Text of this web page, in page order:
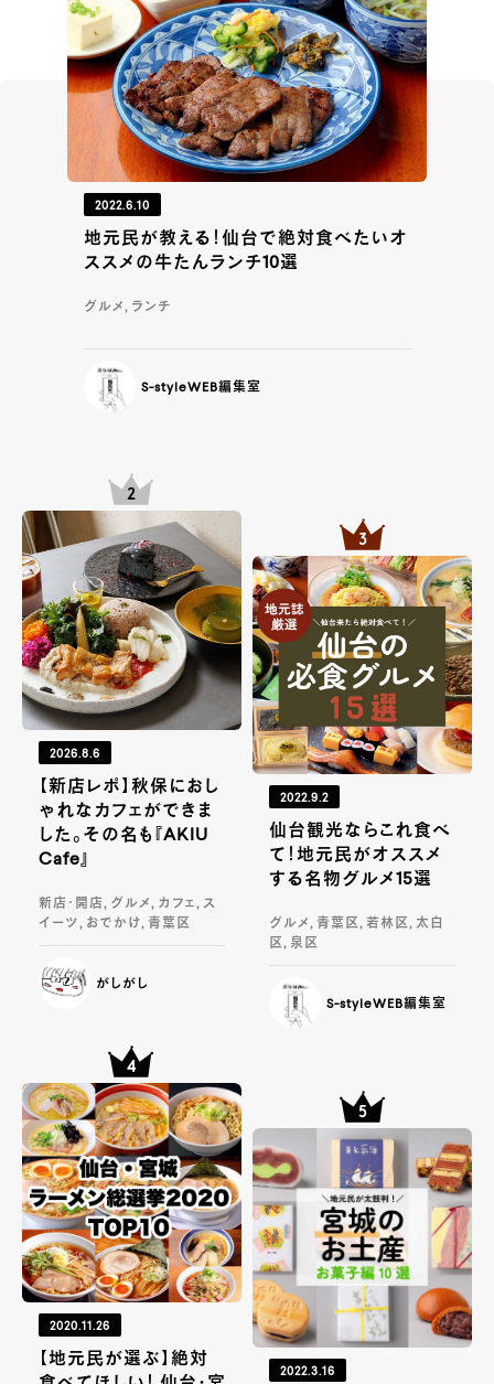
2022.6.10
地元民が教える！仙台で絶対食べたいオ
ススメの牛たんランチ10選
グルメ, ランチ
S-styleWEB編集室
2026.8.6
【新店レポ】秋保におし
ゃれなカフェができま
した。その名も『AKIU
Cafe』
新店・開店, グルメ, カフェ, ス
イーツ, おでかけ, 青葉区
がしがし
2022.9.2
仙台観光ならこれ食べ
て！地元民がオススメ
する名物グルメ15選
グルメ, 青葉区, 若林区, 太白
区, 泉区
S-styleWEB編集室
2020.11.26
【地元民が選ぶ】絶対
2022.3.16